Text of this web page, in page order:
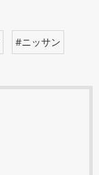
#ニッサン